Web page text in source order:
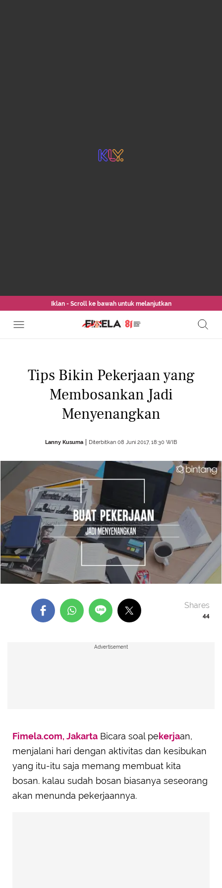
Iklan - Scroll ke bawah untuk melanjutkan
Tips Bikin Pekerjaan yang
Membosankan Jadi
Menyenangkan
Lanny Kusuma Diterbitkan 08 Juni 2017, 18:30 WIB
44
Shares
Advertisement
Fimela.com, Jakarta Bicara soal pekerjaan,
menjalani hari dengan aktivitas dan kesibukan
yang itu-itu saja memang membuat kita
bosan. kalau sudah bosan biasanya seseorang
akan menunda pekerjaannya.